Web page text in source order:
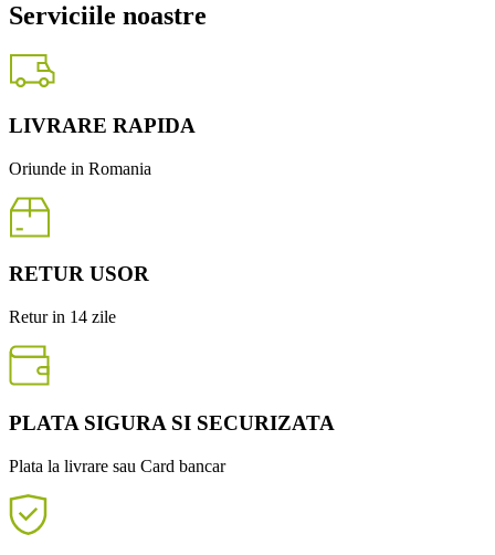
Serviciile noastre
LIVRARE RAPIDA
Oriunde in Romania
RETUR USOR
Retur in 14 zile
PLATA SIGURA SI SECURIZATA
Plata la livrare sau Card bancar